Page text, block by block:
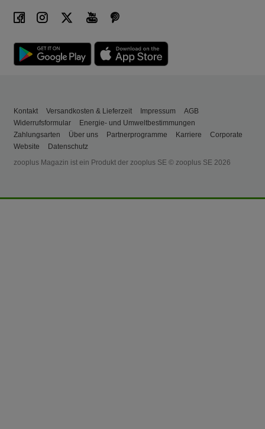
Kontakt Versandkosten & Lieferzeit Impressum
AGB
Widerrufsformular
Energie- und Umweltbestimmungen
Zahlungsarten
Über uns Partnerprogramme Karriere
Corporate
Website
Datenschutz
zooplus Magazin ist ein Produkt der zooplus SE © zooplus SE 2026